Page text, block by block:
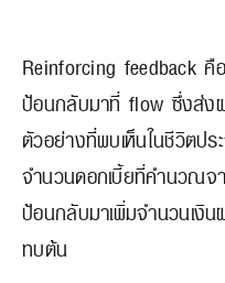
Reinforcing feedback
ป้อนกลับมาที่ flow ซึ่งส่ง
ตัวอย่างที่พบเห็นในชีวิตป
จำนวนดอกเบี้ยที่คำนวณจ
ป้อนกลับมาเพิ่มจำนวนเงิ
ทบต้น